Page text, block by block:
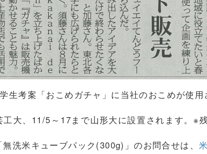
生考案「おこめガチャ」に当社のおこめが使用
工大、 1 1/5～17まで山形大に設置されます。※
洗米キューブパック(300g)」のお問合せは、